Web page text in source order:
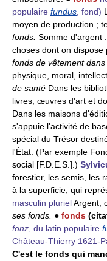
populaire fundus, fond)
moyen de production ;
fonds. Somme d'argent :
choses dont on
fonds de vêtement
physique, moral,
de santé Dans les
livres, œuvres d'art et
Dans les maisons
s'appuie l'activité de
spécial du Trésor
l'État. (Par exemple
social [F.D.E.S.].)
forestier, les semis, les
à la superficie, qui
masculin plurielArgent,
ses fonds. ● fonds
fonz, du latin populaire
Château-Thierry 1621-
C'est le fonds qui